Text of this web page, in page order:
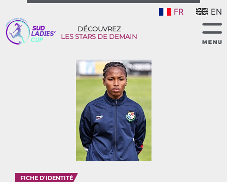
FR EN
DÉCOUVREZ
LES STARS DE DEMAIN
FICHE D'IDENTITÉ